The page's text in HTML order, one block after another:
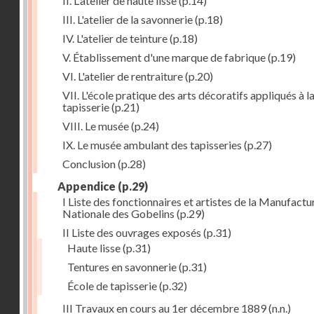
III. L'atelier de la savonnerie(p.18)
IV. L'atelier de teinture(p.18)
V. Établissement d'une marque de fabrique(p.19)
VI. L'atelier de rentraiture(p.20)
VII. L'école pratique des arts décoratifs appliqués à la
tapisserie(p.21)
VIII. Le musée(p.24)
IX. Le musée ambulant des tapisseries (p.27)
Conclusion(p.28)
Appendice (p.29)
I Liste des fonctionnaires et artistes de la
Nationale des Gobelins (p.29)
II Liste des ouvrages exposés (p.31)
Haute lisse(p.31)
Tentures en savonnerie(p.31)
École de tapisserie(p.32)
III Travaux en cours au 1er décembre 1889(n.n.)